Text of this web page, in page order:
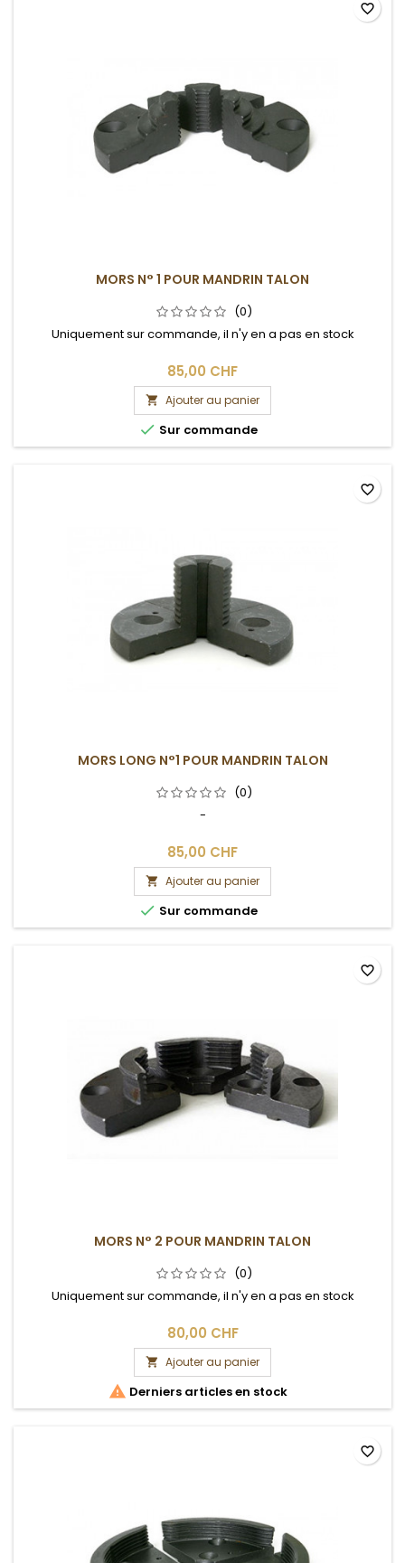
MORS N° 1 POUR MANDRIN TALON
(0)
Uniquement sur commande, il n'y en a pas en stock
85,00 CHF
 Ajouter au panier
 Sur commande
favorite_border
MORS LONG N°1 POUR MANDRIN TALON
(0)
-
85,00 CHF
 Ajouter au panier
 Sur commande
favorite_border
MORS N° 2 POUR MANDRIN TALON
(0)
Uniquement sur commande, il n'y en a pas en stock
80,00 CHF
 Ajouter au panier
 Derniers articles en stock
favorite_border
favorite_border